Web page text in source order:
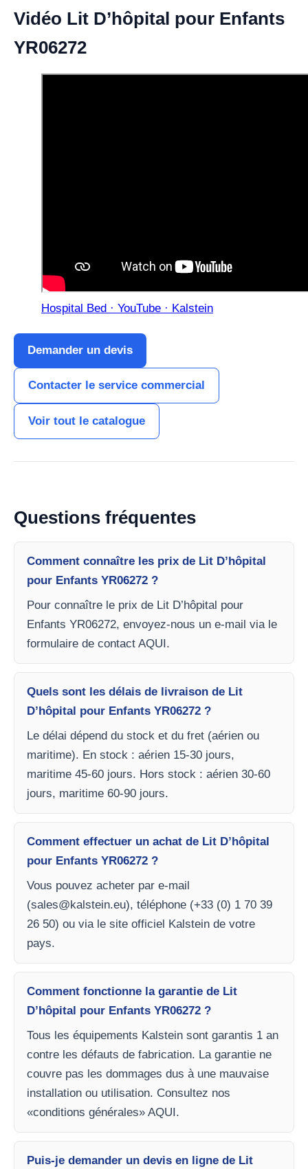
Vidéo Lit D’hôpital pour Enfants
YR06272
Hospital Bed · YouTube · Kalstein
Demander un devis
Contacter le service commercial
Voir tout le catalogue
Questions fréquentes
Comment connaître les prix de Lit D’hôpital
pour Enfants YR06272 ?
Pour connaître le prix de Lit D’hôpital pour
Enfants YR06272, envoyez-nous un e-mail via le
formulaire de contact AQUI.
Quels sont les délais de livraison de Lit
D’hôpital pour Enfants YR06272 ?
Le délai dépend du stock et du fret (aérien ou
maritime). En stock : aérien 15-30 jours,
maritime 45-60 jours. Hors stock : aérien 30-60
jours, maritime 60-90 jours.
Comment effectuer un achat de Lit D’hôpital
pour Enfants YR06272 ?
Vous pouvez acheter par e-mail
(sales@kalstein.eu), téléphone (+33 (0) 1 70 39
26 50) ou via le site officiel Kalstein de votre
pays.
Comment fonctionne la garantie de Lit
D’hôpital pour Enfants YR06272 ?
Tous les équipements Kalstein sont garantis 1 an
contre les défauts de fabrication. La garantie ne
couvre pas les dommages dus à une mauvaise
installation ou utilisation. Consultez nos
«conditions générales» AQUI.
Puis-je demander un devis en ligne de Lit